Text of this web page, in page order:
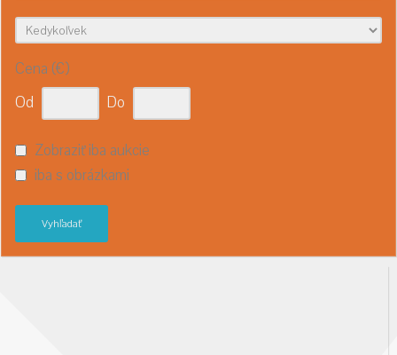
Cena (€)
Od
Do
Zobraziť iba aukcie
iba s obrázkami
Vyhľadať